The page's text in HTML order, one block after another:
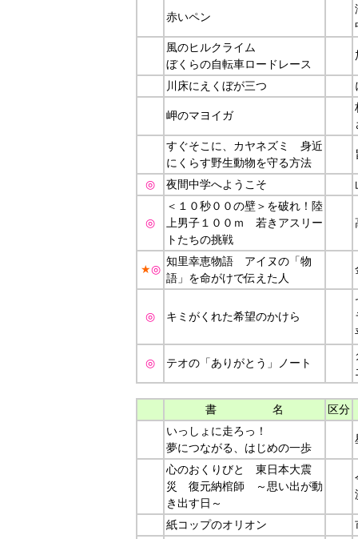
赤いペン
風のヒルクライム
ぼくらの自転車ロードレース
川床にえくぼが三つ
岬のマヨイガ
すぐそこに、カヤネズミ 身近
にくらす野生動物を守る方法
◎ 夜間中学へようこそ
◎
＜１０秒００の壁＞を破れ！陸
上男子１００ｍ 若きアスリー
トたちの挑戦
★◎
知里幸恵物語 アイヌの「物
語」を命がけで伝えた人
◎ キミがくれた希望のかけら
◎ テオの「ありがとう」ノート
書 名
区分
いっしょに走ろっ！
夢につながる、はじめの一歩
心のおくりびと 東日本大震
災 復元納棺師 ～思い出が動
き出す日～
紙コップのオリオン